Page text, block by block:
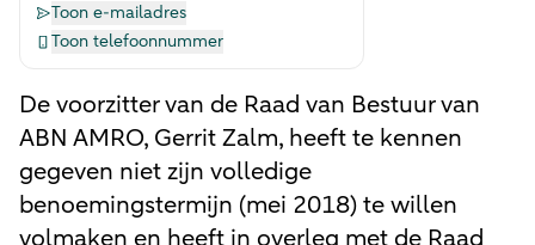
Toon e-mailadres
Toon telefoonnummer
De voorzitter van de Raad van Bestuur van
ABN AMRO, Gerrit Zalm, heeft te kennen
gegeven niet zijn volledige
benoemingstermijn (mei 2018) te willen